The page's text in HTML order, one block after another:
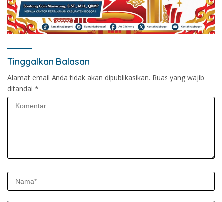
Tinggalkan Balasan
Alamat email Anda tidak akan dipublikasikan. Ruas yang wajib
ditandai *